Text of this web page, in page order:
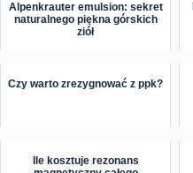
Alpenkrauter emulsion: sekret
naturalnego piękna górskich
ziół
Czy warto zrezygnować z ppk?
Ile kosztuje rezonans